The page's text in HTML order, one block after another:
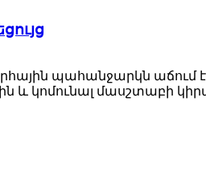
պահանջարկն աճում
կոմունալ մասշտաբի